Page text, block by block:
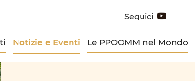
Seguici
Notizie e Eventi Le PPOOMM nel Mondo